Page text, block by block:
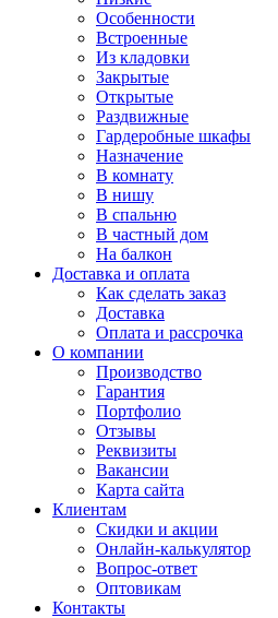
Особенности
Встроенные
Из кладовки
Закрытые
Открытые
Раздвижные
Гардеробные шкафы
Назначение
В комнату
В нишу
В спальню
В частный дом
На балкон
Доставка и оплата
Как сделать заказ
Доставка
Оплата и рассрочка
О компании
Производство
Гарантия
Портфолио
Отзывы
Реквизиты
Вакансии
Карта сайта
Клиентам
Скидки и акции
Онлайн-калькулятор
Вопрос-ответ
Оптовикам
Контакты